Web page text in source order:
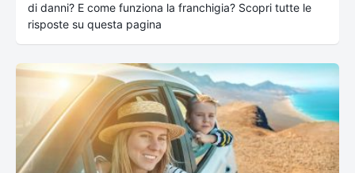
di danni? E come funziona la franchigia? Scopri tutte le
risposte su questa pagina